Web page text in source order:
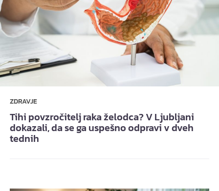
ZDRAVJE
Tihi povzročitelj raka želodca? V Ljubljani
dokazali, da se ga uspešno odpravi v dveh
tednih